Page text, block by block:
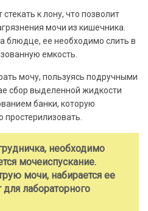
к лону, что позволит
мочи из кишечника.
блюдце, ее необходимо слить в
емкость.
мочу, пользуясь подручными
сбор выделенной жидкости
банки, которую
необходимо
мочеиспускание.
мочи, набирается ее
лабораторного